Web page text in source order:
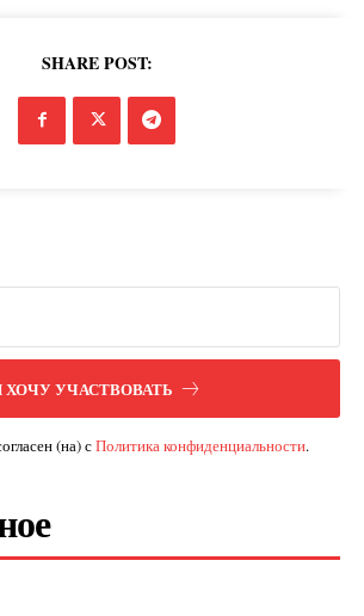
SHARE POST:
ХОЧУ УЧАСТВОВАТЬ
(на) сПолитика конфиденциальности.